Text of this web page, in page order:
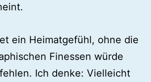
ein Heimatgefühl, ohne die
Finessen würde
Ich denke: Vielleicht